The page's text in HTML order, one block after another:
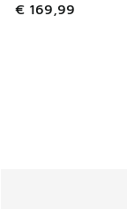
€ 169,99